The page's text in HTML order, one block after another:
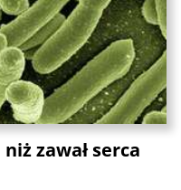
zawał serca